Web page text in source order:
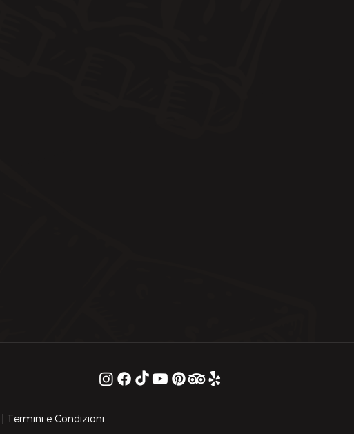
Termini e Condizioni